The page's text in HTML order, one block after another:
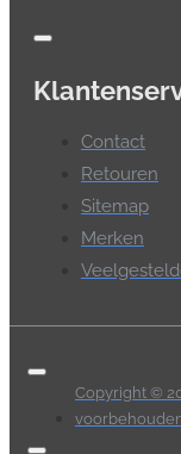
Contact
Retouren
Sitemap
Merken
Copyright ©